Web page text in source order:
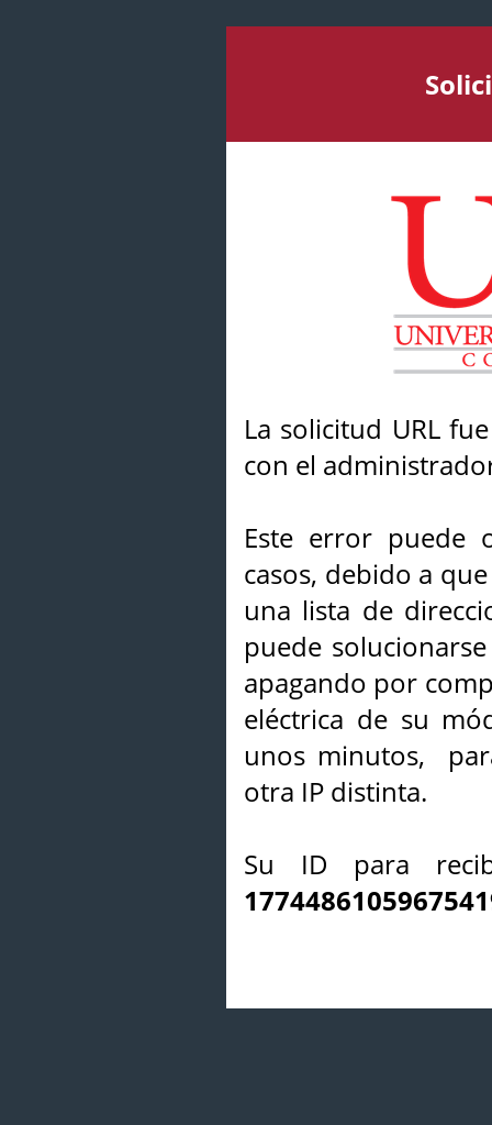
La solicitud URL
con el
Este error puede
casos, debido a
una lista de
puede
apagando por
eléctrica de su
unos minutos,
otra IP distinta.
Su ID para